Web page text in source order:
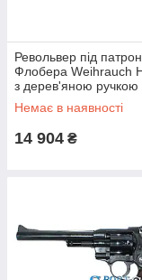
Револьвер під патрон
Флобера Weihrauch
з дерев'яною ручкою
Немає в наявності
14 904 ₴